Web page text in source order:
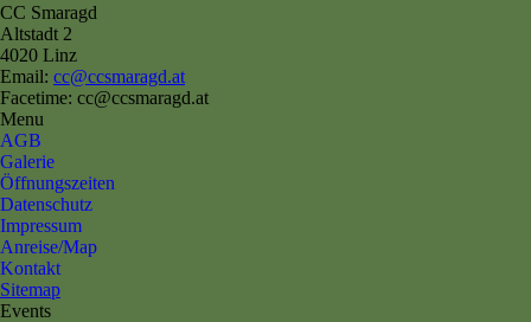
CC Smaragd
Altstadt 2
4020 Linz
Email: cc@ccsmaragd.at
Facetime: cc@ccsmaragd.at
Menu
AGB
Galerie
Öffnungszeiten
Datenschutz
Impressum
Anreise/Map
Kontakt
Sitemap
Events